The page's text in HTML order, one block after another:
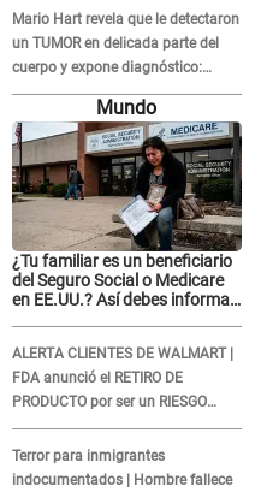
Mario Hart revela que le detectaron
un TUMOR en delicada parte del
cuerpo y expone diagnóstico:
"Dolores muy fuertes..."
Mundo
¿Tu familiar es un beneficiario
del Seguro Social o Medicare
en EE.UU.? Así debes informar
ALERTA CLIENTES DE WALMART |
FDA anunció el RETIRO DE
PRODUCTO por ser un RIESGO
MORTAL para consumidores: ¿Cuál
es?
Terror para inmigrantes
indocumentados | Hombre fallece